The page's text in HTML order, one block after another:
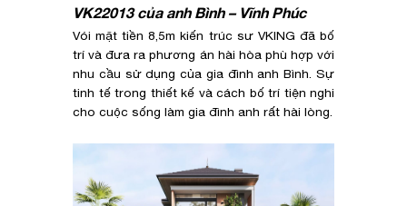
VK22013 của anh Bình – Vĩnh Phúc
Vói mặt tiền 8,5m kiến trúc sư VKING đã bố
trí và đưa ra phương án hài hòa phù hợp với
nhu cầu sử dụng của gia đình anh Bình. Sự
tinh tế trong thiết kế và cách bố trí tiện nghi
cho cuộc sống làm gia đình anh rất hài lòng.